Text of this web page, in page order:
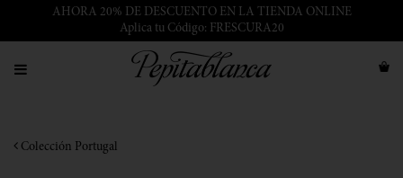
AHORA 20% DE DESCUENTO EN LA TIENDA ONLINE
Aplica tu Código: FRESCURA20
Colección Portugal